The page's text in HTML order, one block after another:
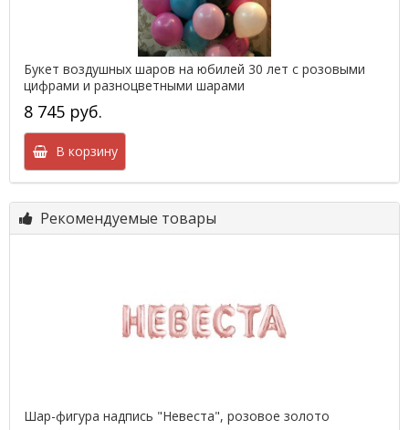
Букет воздушных шаров на юбилей 30 лет с розовыми
цифрами и разноцветными шарами
8 745 руб.
В корзину
Рекомендуемые товары
Шар-фигура надпись "Невеста", розовое золото